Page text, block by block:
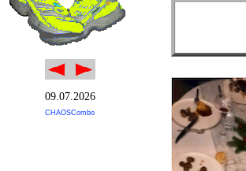
09.07.2026
CHAOSCombo